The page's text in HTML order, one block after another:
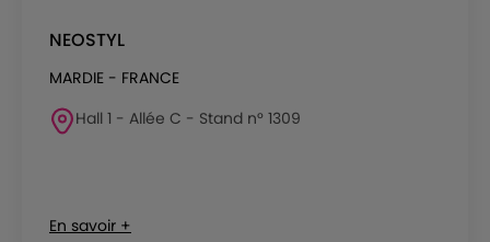
NEOSTYL
MARDIE - FRANCE
Hall 1 - Allée C - Stand n° 1309
En savoir +